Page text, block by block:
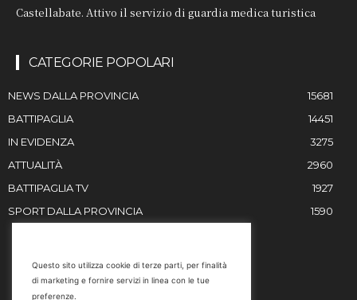
Castellabate. Attivo il servizio di guardia medica turistica
CATEGORIE POPOLARI
NEWS DALLA PROVINCIA
15681
BATTIPAGLIA
14451
IN EVIDENZA
3275
ATTUALITÀ
2960
BATTIPAGLIA TV
1927
SPORT DALLA PROVINCIA
1590
Email
Questo sito utilizza cookie di terze parti, per finalità
di marketing e fornire servizi in linea con le tue
preferenze.